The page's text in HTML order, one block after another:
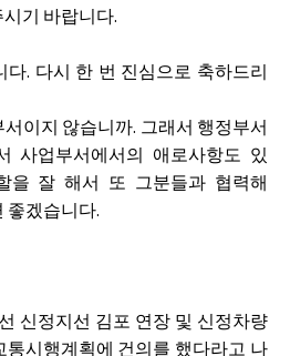
기 바랍니다.
. 다시 한 번 진심으로 축하드리
이지 않습니까. 그래서 행정부서
사업부서에서의 애로사항도 있
을 잘 해서 또 그분들과 협력해
좋겠습니다.
신정지선 김포 연장 및 신정차량
통시행계획에 건의를 했다라고 나